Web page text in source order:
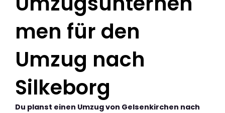
men für den
Umzug nach
Silkeborg
Du planst einen Umzug von Gelsenkirchen nach